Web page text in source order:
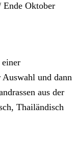
Ende Oktober
und dann
aus der
Thailändisch